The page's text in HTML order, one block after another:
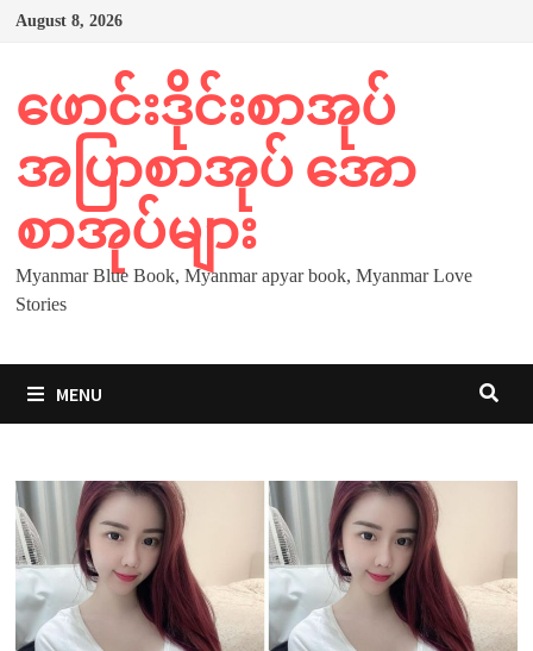
Skip
August 8, 2026
ဖောင်းဒိုင်းစာအုပ်
အပြာစာအုပ် အော
စာအုပ်များ
Myanmar Blue Book, Myanmar apyar book, Myanmar Love
Stories
MENU